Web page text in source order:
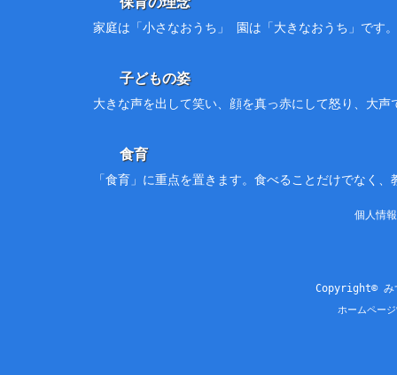
家庭は「小さなおうち」 園は「大きなおうち」です
子どもの姿
大きな声を出して笑い、顔を真っ赤にして怒り、大
食育
「食育」に重点を置きます。食べることだけでなく
個人情
Copyright© み
ホームペー